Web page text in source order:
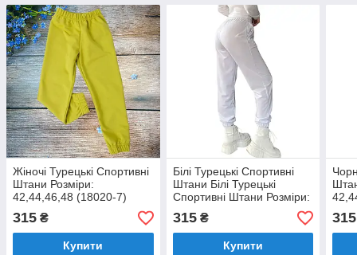
Жіночі Турецькі Спортивні
Штани Розміри:
42,44,46,48 (18020-7)
315 ₴
Купити
Білі Турецькі Спортивні
Штани Білі Турецькі
Спортивні Штани Розміри:
42,44,46,48 (18020-6)
315₴
Купити
315